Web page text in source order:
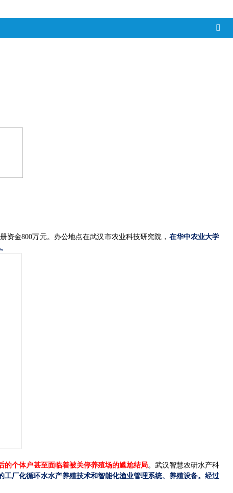
资金800万元。办公地点在武汉市农业科技研究院， 在华中农业大学
的个体户甚至面临着被关停养殖场的尴尬结局。武汉智慧农研水产科
工厂化循环水水产养殖技术和智能化渔业管理系统、养殖设备。经过